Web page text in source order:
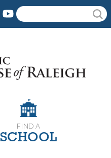
Search
FIND A
SCHOOL